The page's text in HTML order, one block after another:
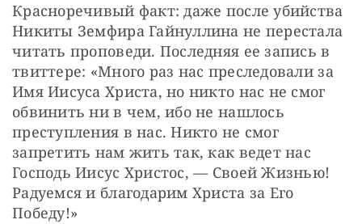
Красноречивый факт: даже после убийства
Никиты Земфира Гайнуллина не перестала
читать проповеди. Последняя ее запись в
твиттере: «Много раз нас преследовали за
Имя Иисуса Христа, но никто нас не смог
обвинить ни в чем, ибо не нашлось
преступления в нас. Никто не смог
запретить нам жить так, как ведет нас
Господь Иисус Христос, — Своей Жизнью!
Радуемся и благодарим Христа за Его
Победу!»